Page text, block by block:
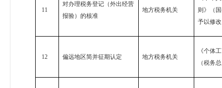
11
对办理税务登记（外出经营
报验）的核准
地方税务机关
则》（
予以修
12 偏远地区简并征期认定 地方税务机关
《个体
（税务